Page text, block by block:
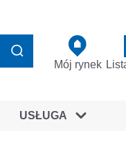
Mój rynek
USŁUGA